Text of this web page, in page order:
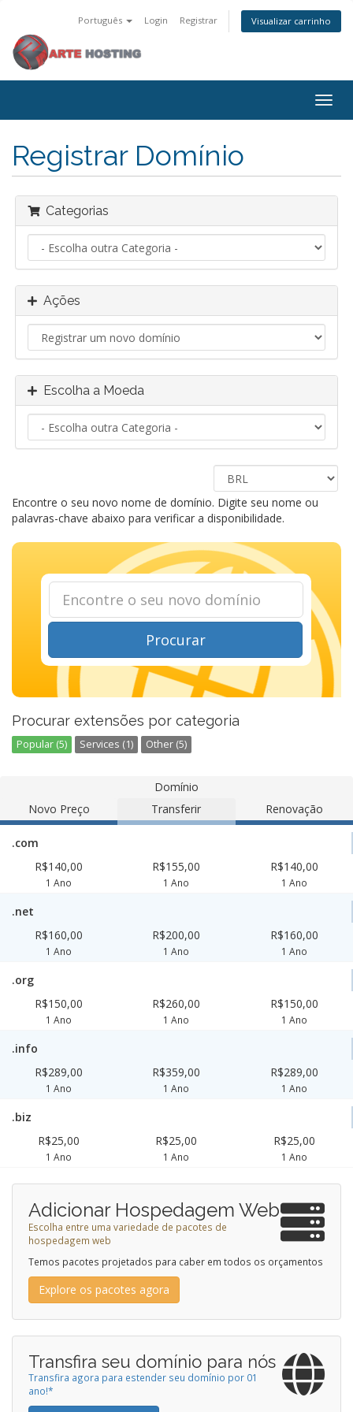
Português Login Registrar Visualizar carrinho
Registrar Domínio
Categorias
Ações
Escolha a Moeda
Encontre o seu novo nome de domínio. Digite seu nome ou
palavras-chave abaixo para verificar a disponibilidade.
Procurar
Procurar extensões por categoria
Popular (5) Services (1) Other (5)
Domínio
Novo Preço
Transferir Renovação
.com
R$140,00
1 Ano
R$155,00
1 Ano
R$140,00
1 Ano
.net
R$160,00
1 Ano
R$200,00
1 Ano
R$160,00
1 Ano
.org
R$150,00
1 Ano
R$260,00
1 Ano
R$150,00
1 Ano
.info
R$289,00
1 Ano
R$359,00
1 Ano
R$289,00
1 Ano
.biz
R$25,00
1 Ano
R$25,00
1 Ano
R$25,00
1 Ano
Adicionar Hospedagem Web
Escolha entre uma variedade de pacotes de
hospedagem web
Temos pacotes projetados para caber em todos os orçamentos
Explore os pacotes agora
Transfira seu domínio para nós
Transfira agora para estender seu domínio por 01
ano!*